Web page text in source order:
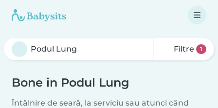
Filtre 1
Bone in Podul Lung
Întâlnire de seară, la serviciu sau atunci când